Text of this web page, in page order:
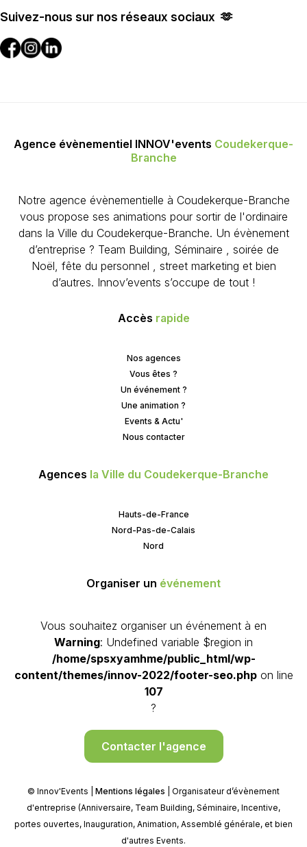
Suivez-nous sur nos réseaux sociaux 🫶
Agence évènementiel INNOV'events Coudekerque-
Branche
Notre agence évènementielle à Coudekerque-Branche
vous propose ses animations pour sortir de l'ordinaire
dans la Ville du Coudekerque-Branche. Un évènement
d’entreprise ? Team Building, Séminaire , soirée de
Noël, fête du personnel , street marketing et bien
d’autres. Innov’events s’occupe de tout !
Accès rapide
Nos agences
Vous êtes ?
Un événement ?
Une animation ?
Events & Actu'
Nous contacter
Agences la Ville du Coudekerque-Branche
Hauts-de-France
Nord-Pas-de-Calais
Nord
Organiser un événement
Vous souhaitez organiser un événement à en
Warning: Undefined variable $region in
/home/spsxyamhme/public_html/wp-
content/themes/innov-2022/footer-seo.phpon line
107
?
Contacter l'agence
© Innov'Events | Mentions légales | Organisateur d’évènement
d'entreprise (Anniversaire, Team Building, Séminaire, Incentive,
portes ouvertes, Inauguration, Animation, Assemblé générale, et bien
d'autres Events.